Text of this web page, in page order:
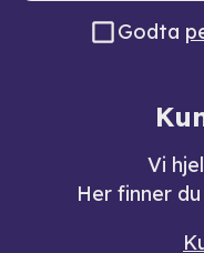
Godta
Vi
Her finner